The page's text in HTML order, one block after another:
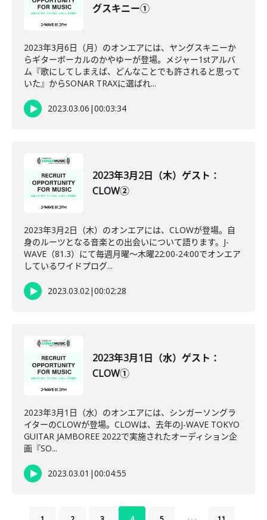
グスキニー①
2023年3月6日（月）のオンエアには、ヤングスキニーか
らギターボーカルのかやゆーが登場。メジャー1stアルバ
ム『歌にしてしまえば、どんなことでも許されると思って
いた』からSONAR TRAXに選ばれ...
2023.03.06 |00:03:34
2023年3月2日（木）ゲスト：
CLOW②
2023年3月2日（木）のオンエアには、CLOWが登場。自
身のルーツとなる音楽との出会いについて語ります。J-
WAVE（81.3）にて毎週月曜～木曜22:00-24:00でオンエア
しているワイドプログ...
2023.03.02|00:02:28
2023年3月1日（水）ゲスト：
CLOW①
2023年3月1日（水）のオンエアには、シンガーソングラ
イターのCLOWが登場。CLOWは、去年のJ-WAVE TOKYO
GUITAR JAMBOREE 2022で実施されたオーディション企
画『SO...
2023.03.01 |00:04:55
…